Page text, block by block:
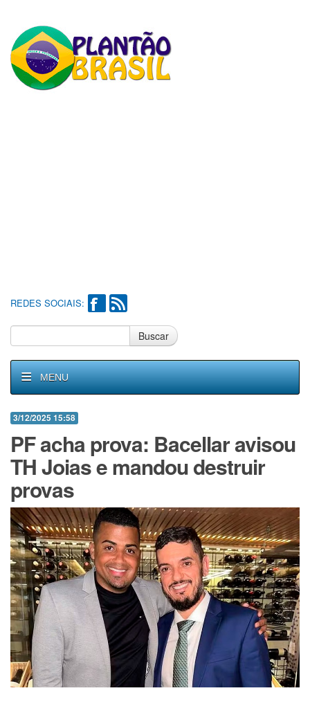
REDES SOCIAIS:
Buscar
MENU
3/12/2025 15:58
PF acha prova: Bacellar avisou
TH Joias e mandou destruir
provas